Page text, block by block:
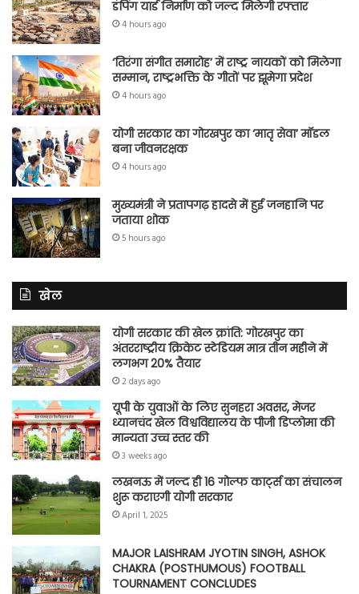
डंपिंग यार्ड निर्माण को जल्द मिलेगी रफ्तार
4 hours ago
‘तिरंगा संगीत समारोह’ में राष्ट्र नायकों को मिलेगा
सम्मान, राष्ट्रभक्ति के गीतों पर झूमेगा प्रदेश
4 hours ago
योगी सरकार का गोरखपुर का ‘मातृ सेवा’ मॉडल
बना जीवनरक्षक
4 hours ago
मुख्यमंत्री ने प्रतापगढ़ हादसे में हुई जनहानि पर
जताया शोक
5 hours ago
खेल
योगी सरकार की खेल क्रांति: गोरखपुर का
अंतरराष्ट्रीय क्रिकेट स्टेडियम मात्र तीन महीने में
लगभग 20% तैयार
2 days ago
यूपी के युवाओं के लिए सुनहरा अवसर, मेजर
ध्यानचंद खेल विश्वविद्यालय के पीजी डिप्लोमा की
मान्यता उच्च स्तर की
3 weeks ago
लखनऊ में जल्द ही 16 गोल्फ कार्ट्स का संचालन
शुरू कराएगी योगी सरकार
April 1, 2025
MAJOR LAISHRAM JYOTIN SINGH, ASHOK
CHAKRA (POSTHUMOUS) FOOTBALL
TOURNAMENT CONCLUDES